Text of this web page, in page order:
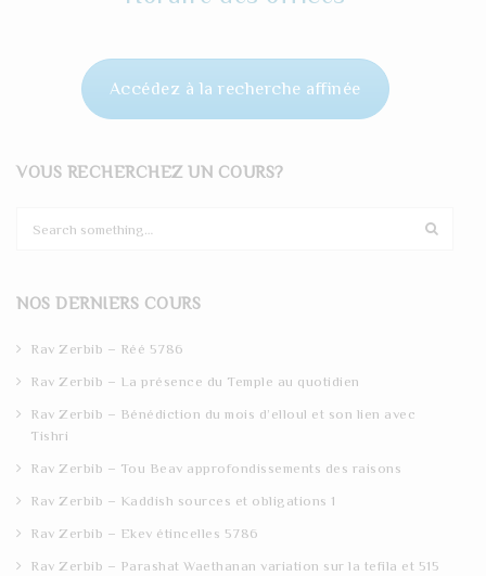
Accédez à la recherche affinée
VOUS RECHERCHEZ UN COURS?
c
NOS DERNIERS COURS
Rav Zerbib – Réé 5786
Rav Zerbib – La présence du Temple au quotidien
Rav Zerbib – Bénédiction du mois d’elloul et son lien avec
Tishri
Rav Zerbib – Tou Beav approfondissements des raisons
Rav Zerbib – Kaddish sources et obligations 1
Rav Zerbib – Ekev étincelles 5786
Rav Zerbib – Parashat Waethanan variation sur la tefila et 515